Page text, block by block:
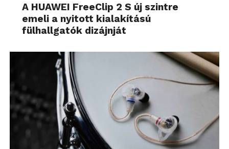
A HUAWEI FreeClip 2 S új szintre
emeli a nyitott kialakítású
fülhallgatók dizájnját